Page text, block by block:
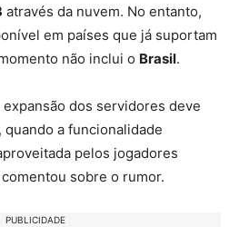
através da nuvem. No entanto,
em países que já suportam
não inclui o Brasil.
dos servidores deve
, quando a funcionalidade
pelos jogadores
sobre o rumor.
PUBLICIDADE